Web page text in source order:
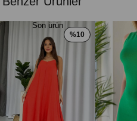
%10
Son ürün